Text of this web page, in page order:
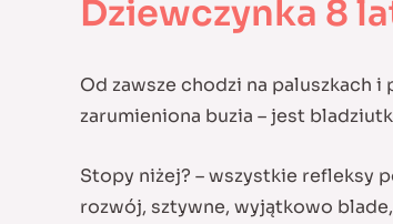
Dziewczynka 8
Od zawsze chodzi na paluszkach i
zarumieniona buzia – jest
Stopy niżej? – wszystkie refleksy
rozwój, sztywne, wyjątkowo